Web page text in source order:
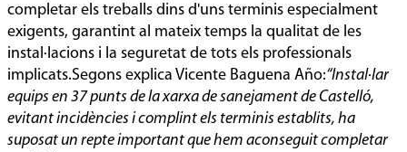
completar els treballs dins d'uns terminis especialment
exigents, garantint al mateix temps la qualitat de les
instal·lacions i la seguretat de tots els professionals
implicats.Segons explica Vicente Baguena Año:“Instal·lar
equips en 37 punts de la xarxa de sanejament de Castelló,
evitant incidències i complint els terminis establits, ha
suposat un repte important que hem aconseguit completar